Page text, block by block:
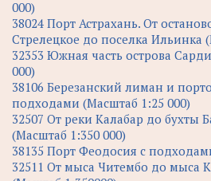
000)
38024 Порт Астрахань. От
Стрелецкое до поселка Ильинка
32353 Южная часть острова
000)
38106 Березанский лиман и
подходами (Масштаб 1:25 000)
32507 От реки Калабар до бухты
(Масштаб 1:350 000)
38135 Порт Феодосия с
32511 От мыса Читембо до мыса